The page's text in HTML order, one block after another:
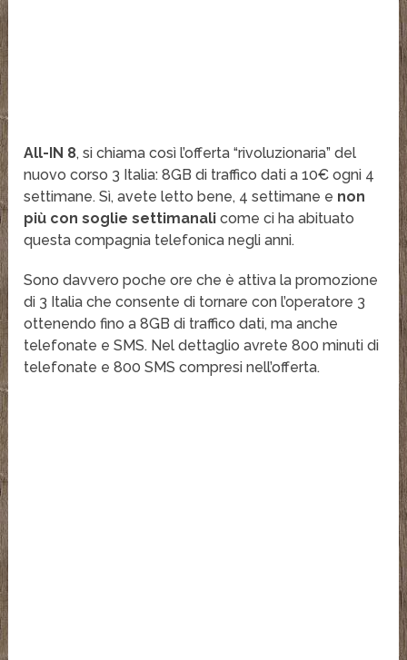
All-IN 8, si chiama così l’offerta “rivoluzionaria” del
nuovo corso 3 Italia: 8GB di traffico dati a 10€ ogni 4
settimane. Sì, avete letto bene, 4 settimane e non
più con soglie settimanali come ci ha abituato
questa compagnia telefonica negli anni.
Sono davvero poche ore che è attiva la promozione
di 3 Italia che consente di tornare con l’operatore 3
ottenendo fino a 8GB di traffico dati, ma anche
telefonate e SMS. Nel dettaglio avrete 800 minuti di
telefonate e 800 SMS compresi nell’offerta.